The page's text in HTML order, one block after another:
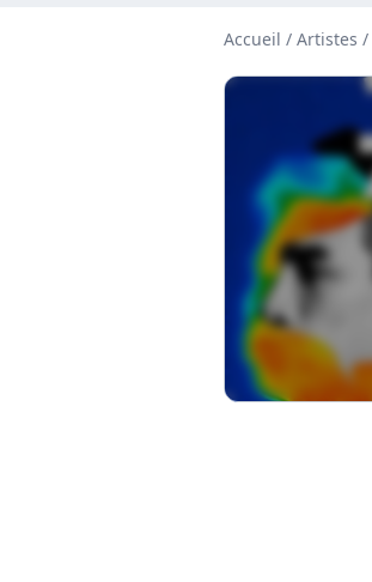
Accueil / Artistes /